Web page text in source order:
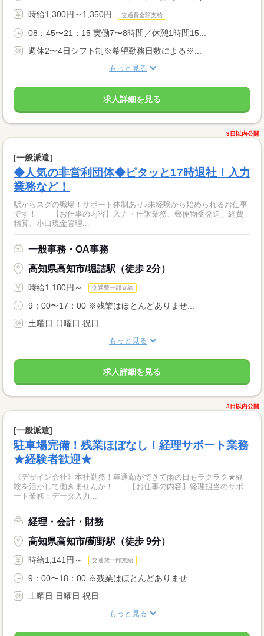
時給1,300円～1,350円 交通費全額支給
08：45〜21：15 実働7〜8時間／休憩1時間15...
週休2〜4日シフト制※希望勤務日数による※...
もっと見る
求人詳細を見る
3日以内公開
[一般派遣]
◆人気の非営利団体◆ピタッと17時退社！入力
業務など！
駅からスグの職場！サポート体制あり♪未経験から始められるお仕事
です！ 【お仕事の内容】入力・仕訳業務、郵便物受発送、経費
精算、小口現金管理...
一般事務・OA事務
高知県高知市/堀詰駅（徒歩 2分）
時給1,180円～ 交通費一部支給
9：00〜17：00 ※残業はほとんどありませ...
土曜日 日曜日 祝日
もっと見る
求人詳細を見る
3日以内公開
[一般派遣]
駐車場完備！残業ほぼなし！経理サポート業務
★経験者歓迎★
《デザイン会社》本社勤務！車通勤ができて雨の日もラクラク★経
験を活かして働きませんか！ 【お仕事の内容】経理担当のサポ
ート業務：データ入力...
経理・会計・財務
高知県高知市/薊野駅（徒歩 9分）
時給1,141円～ 交通費一部支給
9：00〜18：00 ※残業はほとんどありませ...
土曜日 日曜日 祝日
もっと見る